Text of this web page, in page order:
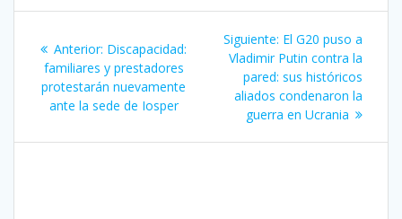
de
entradas
Anterior: Entrada
anterior:
Discapacidad:
familiares y prestadores
protestarán nuevamente
ante la sede de Iosper
Siguiente: Siguiente
entrada:
El G20 puso a
Vladimir Putin contra la
pared: sus históricos
aliados condenaron la
guerra en Ucrania